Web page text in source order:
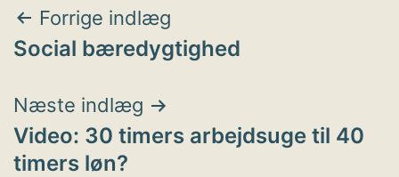
Indlægsnavigation
Forrige indlæg
Social bæredygtighed
Næste indlæg
Video: 30 timers arbejdsuge til 40
timers løn?